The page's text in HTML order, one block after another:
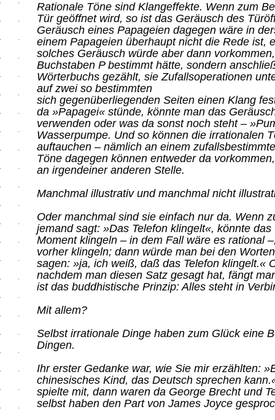
Rationale Töne sind Klangeffekte. Wenn zum
Tür geöffnet wird, so ist das Geräusch des
Geräusch eines Papageien dagegen wäre in
einem Papageien überhaupt nicht die Rede ist,
solches Geräusch würde aber dann
Buchstaben P bestimmt hätte, sondern
Wörterbuchs gezählt, sie Zufallsoperationen
auf zwei so bestimmten
sich gegenüberliegenden Seiten einen Klang
da »Papagei« stünde, könnte man das
verwenden oder was da sonst noch steht –
Wasserpumpe. Und so können die irrationalen
auftauchen – nämlich an einem
Töne dagegen können entweder da
an irgendeiner anderen Stelle.
Manchmal illustrativ und manchmal nicht
Oder manchmal sind sie einfach nur da. Wenn
jemand sagt: »Das Telefon klingelt«, könnte
Moment klingeln – in dem Fall wäre es rational
vorher klingeln; dann würde man bei den
sagen: »ja, ich weiß, daß das Telefon klingelt.«
nachdem man diesen Satz gesagt hat, fängt
ist das buddhistische Prinzip: Alles steht in
Mit allem?
Selbst irrationale Dinge haben zum Glück eine
Dingen.
Ihr erster Gedanke war, wie Sie mir erzählten:
chinesisches Kind, das Deutsch sprechen
spielte mit, dann waren da George Brecht und
selbst haben den Part von James Joyce